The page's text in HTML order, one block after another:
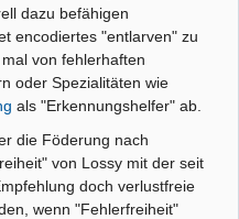
dazu befähigen
encodiertes "entlarven" zu
von fehlerhaften
oder Spezialitäten wie
als "Erkennungshelfer" ab.
die Föderung nach
von Lossy mit der seit
doch verlustfreie
wenn "Fehlerfreiheit"